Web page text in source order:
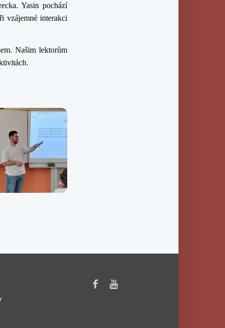
Yasin pochází
vzájemné interakci
Našim lektorům